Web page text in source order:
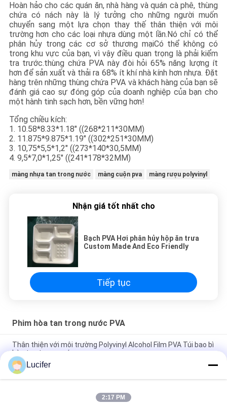
Hoàn hảo cho các quán ăn, nhà hàng và quán cà phê, thùng
chứa có nách này là lý tưởng cho những người muốn
chuyển sang một lựa chọn thay thế thân thiện với môi
trường hơn cho các loại nhựa dùng một lần.Nó chỉ có thể
phân hủy trong các cơ sở thương mạiCó thể không có
trong khu vực của bạn, vì vậy điều quan trọng là phải kiểm
tra trước.thùng chứa PVA này đòi hỏi 65% năng lượng ít
hơn để sản xuất và thải ra 68% ít khí nhà kính hơn nhựa. Đặt
hàng trên những thùng chứa PVA và khách hàng của bạn sẽ
đánh giá cao sự đóng góp của doanh nghiệp của bạn cho
một hành tinh sạch hơn, bền vững hơn!
Tổng chiều kích:
1. 10.58*8.33*1.18" ((268*211*30MM)
2. 11.875*9.875*1.19" ((302*251*30MM)
3. 10,75*5,5*1,2" ((273*140*30,5MM)
4. 9,5*7,0*1,25" ((241*178*32MM)
màng nhựa tan trong nước màng cuộn pva màng rượu polyvinyl
Nhận giá tốt nhất cho
Bạch PVA Hơi phân hủy hộp ăn trưa
Custom Made And Eco Friendly
Tiếp tục
Phim hòa tan trong nước PVA
Thân thiện với môi trường Polyvinyl Alcohol Film PVA Túi bao bì
hòa tan trong nước
Màng hòa tan trong nước lạnh bền, cuộn màng PVA có độ dày
25-80 Micron
Bao bì rượu polyvinyl Màng hòa tan trong nước PVA cho túi
Lucifer
2:17 PM